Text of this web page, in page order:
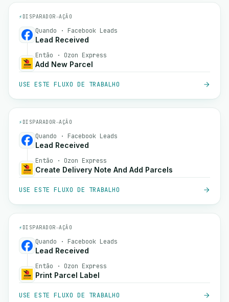
⚡ DISPARADOR→AÇÃO
Quando · Facebook Leads
Lead Received
Então · Ozon Express
Add New Parcel
USE ESTE FLUXO DE TRABALHO
⚡ DISPARADOR→AÇÃO
Quando · Facebook Leads
Lead Received
Então · Ozon Express
Create Delivery Note And Add Parcels
USE ESTE FLUXO DE TRABALHO
⚡ DISPARADOR→AÇÃO
Quando · Facebook Leads
Lead Received
Então · Ozon Express
Print Parcel Label
USE ESTE FLUXO DE TRABALHO